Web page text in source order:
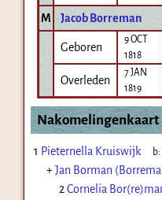
M
Jacob Borreman
Geboren
9 OCT
1818
Overleden
7 JAN
1819
Nakomelingenkaart
1 Pieternella Kruiswijk b:
+Jan Borman
2 Cornelia